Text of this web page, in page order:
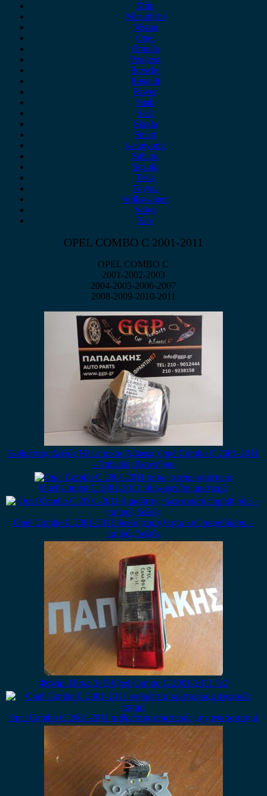
Mini
Mitsubishi
Nissan
Opel
Omoda
Peugeot
Porsche
Renault
Rover
Saab
Seat
Skoda
Smart
ssangyong
Subaru
Suzuki
Tesla
Toyota
Volkswagen
Volvo
Xev
OPEL COMBO C 2001-2011
OPEL COMBO C
2001-2002-2003
2004-2005-2006-2007
2008-2009-2010-2011
Καθρέπτης Δεξιός Ηλεκτρικός Άβαφος Opel Combo C 2001-2011
– Imitation Καινούριο
Opel Combo C 2001-2011 πίσω φανάρι αριστερό
Opel Combo C 2001-2011 διακόπτης ηλεκτρικού παραθύρου –
εμπρός δεξιός
Φανάρι Πίσω Δεξί Opel Combo C 2001-2011 / c2
Opel Combo C 2001-2011 καθρέπτης αριστερός μηχανικός ασημί